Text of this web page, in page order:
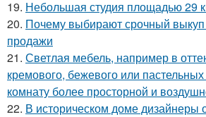
19. Небольшая студия площадью 29
20. Почему выбирают срочный
продажи
21. Светлая мебель, например в
кремового, бежевого или
комнату более просторной и
22. В историческом доме дизайнеры